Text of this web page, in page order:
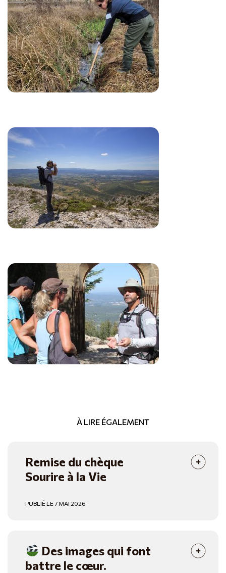
À LIRE ÉGALEMENT
Remise du chèque
Sourire à la Vie
PUBLIÉ LE 7 MAI 2026
Des images qui font
battre le cœur.